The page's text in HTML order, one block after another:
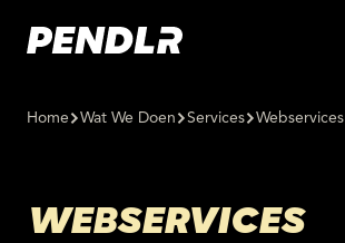
Home Wat We Doen Services Webservices
WEBSERVICES